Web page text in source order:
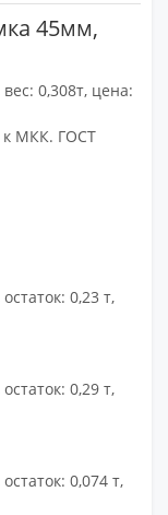
45мм,
0,308т, цена:
к МКК. ГОСТ
0,23 т,
0,29 т,
0,074 т,